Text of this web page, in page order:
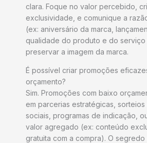
clara. Foque no valor percebido,
exclusividade, e comunique a
(ex: aniversário da marca,
qualidade do produto e do serviço
preservar a imagem da marca.
É possível criar promoções
orçamento?
Sim. Promoções com baixo
em parcerias estratégicas, sorteios
sociais, programas de indicação,
valor agregado (ex: conteúdo
gratuita com a compra). O segredo